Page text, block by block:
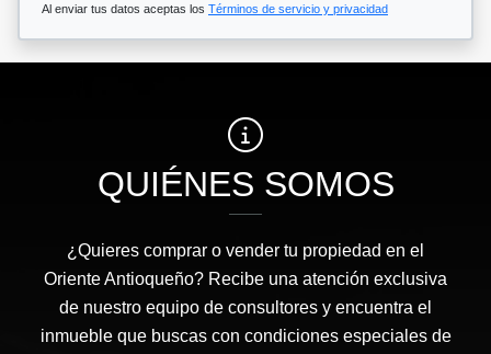
Al enviar tus datos aceptas los Términos de servicio y privacidad
QUIÉNES SOMOS
¿Quieres comprar o vender tu propiedad en el
Oriente Antioqueño? Recibe una atención exclusiva
de nuestro equipo de consultores y encuentra el
inmueble que buscas con condiciones especiales de